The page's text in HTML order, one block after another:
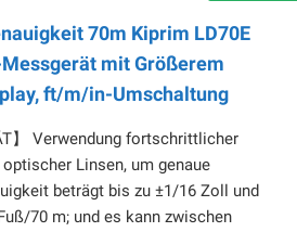
70m Kiprim LD70E
mit Größerem
ft/m/in-Umschaltung
】 Verwendung fortschrittlicher
Linsen, um genaue
beträgt bis zu ±1/16 Zoll und
70 m; und es kann zwischen